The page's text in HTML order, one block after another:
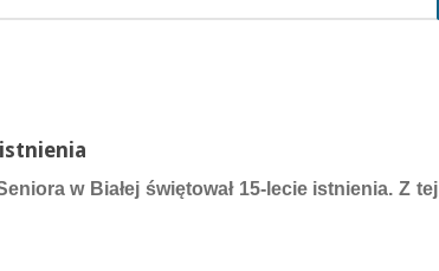
w Białej świętował 15-lecie istnienia. Z tej